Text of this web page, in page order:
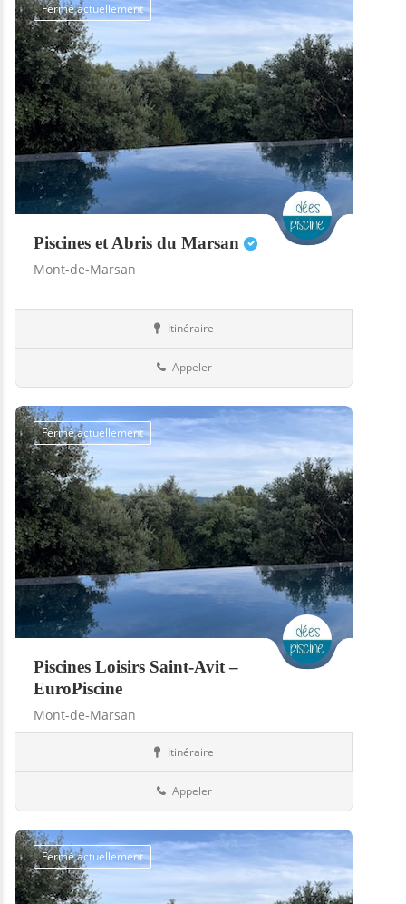
Fermé actuellement
Piscines et Abris du Marsan
Mont-de-Marsan
Itinéraire
Appeler
Fermé actuellement
Piscines Loisirs Saint-Avit –
EuroPiscine
Mont-de-Marsan
Itinéraire
Appeler
Fermé actuellement